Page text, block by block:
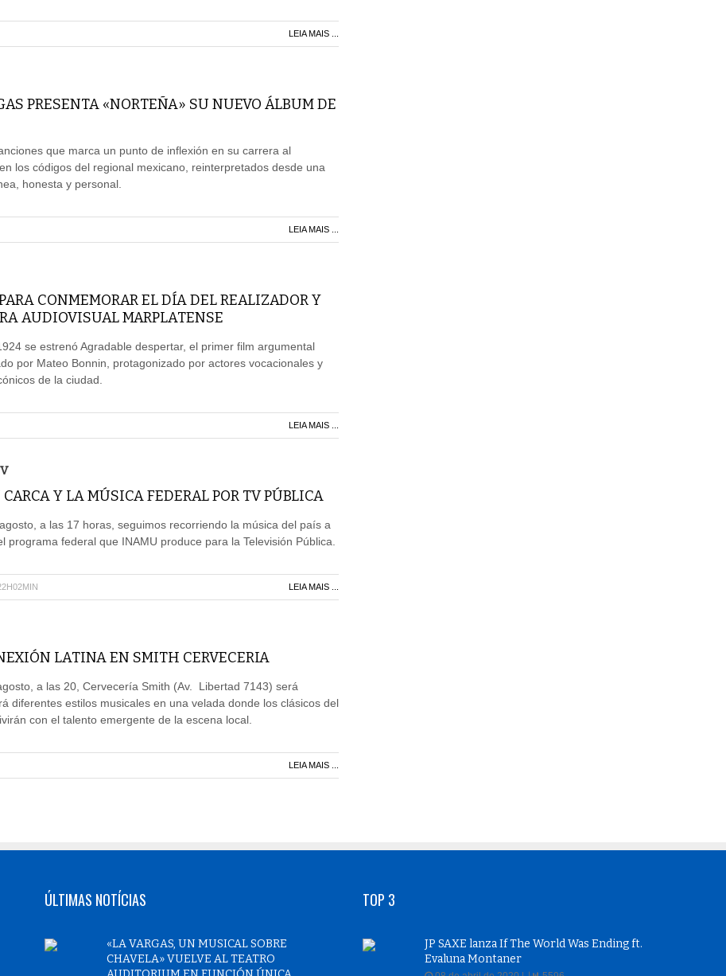
LEIA MAIS ...
PRESENTA «NORTEÑA» SU NUEVO ÁLBUM DE
que marca un punto de inflexión en su carrera al
los códigos del regional mexicano, reinterpretados desde una
honesta y personal.
LEIA MAIS ...
CONMEMORAR EL DÍA DEL REALIZADOR Y
AUDIOVISUAL MARPLATENSE
se estrenó Agradable despertar, el primer film argumental
por Mateo Bonnin, protagonizado por actores vocacionales y
de la ciudad.
LEIA MAIS ...
Y LA MÚSICA FEDERAL POR TV PÚBLICA
a las 17 horas, seguimos recorriendo la música del país a
programa federal que INAMU produce para la Televisión Pública.
LEIA MAIS ...
LATINA EN SMITH CERVECERIA
a las 20, Cervecería Smith (Av. Libertad 7143) será
diferentes estilos musicales en una velada donde los clásicos del
con el talento emergente de la escena local.
LEIA MAIS ...
ÚLTIMAS NOTÍCIAS
«LA VARGAS, UN MUSICAL SOBRE
CHAVELA» VUELVE AL TEATRO
TOP 3
JP SAXE lanza If The World Was Ending ft.
Evaluna Montaner